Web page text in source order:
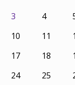
3
4
10
11
17
18
24
25